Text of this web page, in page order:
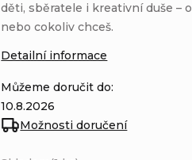
Můžeme doručit do:
10.8.2026
Možnosti doručení
děti, sběratele i kreativní duše –
nebo cokoliv chceš.
Detailní informace